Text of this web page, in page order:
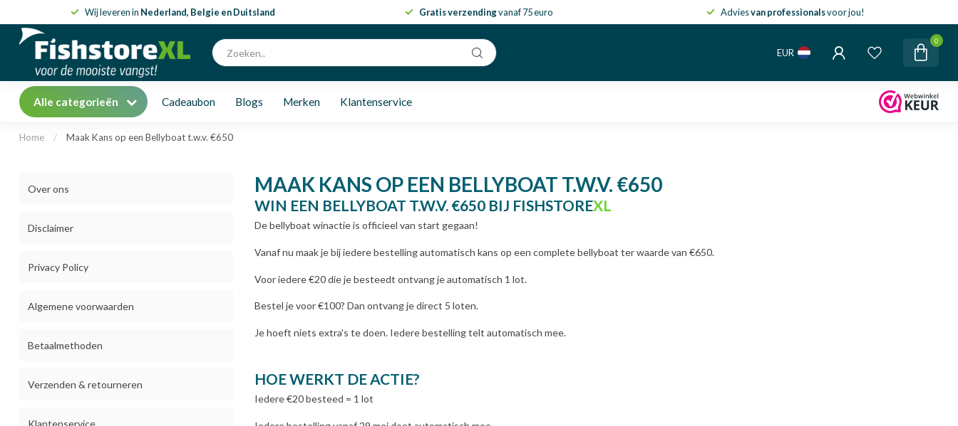
Wij leveren in Nederland, Belgie en Duitsland Gratis verzendingvanaf 75 euro Adviesvan professionalsvoor jou!
EUR
0
Alle categorieën Cadeaubon Blogs Merken Klantenservice
Home / Maak Kans op een Bellyboat t.w.v. €650
Over ons
Disclaimer
Privacy Policy
Algemene voorwaarden
Betaalmethoden
Verzenden & retourneren
Klantenservice
MAAK KANS OP EEN BELLYBOAT T.W.V. €650
WIN EEN BELLYBOAT T.W.V. €650 BIJ FISHSTOREXL
De bellyboat winactie is officieel van start gegaan!
Vanaf nu maak je bij iedere bestelling automatisch kans op een complete bellyboat ter waarde van €650.
Voor iedere €20 die je besteedt ontvang je automatisch 1 lot.
Bestel je voor €100? Dan ontvang je direct 5 loten.
Je hoeft niets extra's te doen. Iedere bestelling telt automatisch mee.
HOE WERKT DE ACTIE?
Iedere €20 besteed = 1 lot